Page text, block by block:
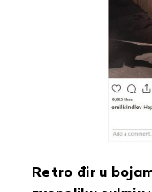
Retro đir u